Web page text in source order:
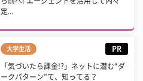
定...
大学生活 PR
「気づいたら課金!?」ネットに潜む“ダ
ークパターン”て、知ってる？